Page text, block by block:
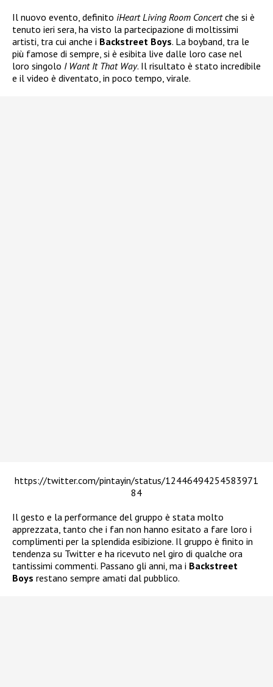
Il nuovo evento, definito iHeart Living Room Concertche si è
tenuto ieri sera, ha visto la partecipazione di moltissimi
artisti, tra cui anche i Backstreet Boys. La boyband, tra le
più famose di sempre, si è esibita live dalle loro case nel
loro singolo I Want It That Way. Il risultato è stato incredibile
e il video è diventato, in poco tempo, virale.
https://twitter.com/pintayin/status/12446494254583971
84
Il gesto e la performance del gruppo è stata molto
apprezzata, tanto che i fan non hanno esitato a fare loro i
complimenti per la splendida esibizione. Il gruppo è finito in
tendenza su Twitter e ha ricevuto nel giro di qualche ora
tantissimi commenti. Passano gli anni, ma i Backstreet
Boys restano sempre amati dal pubblico.